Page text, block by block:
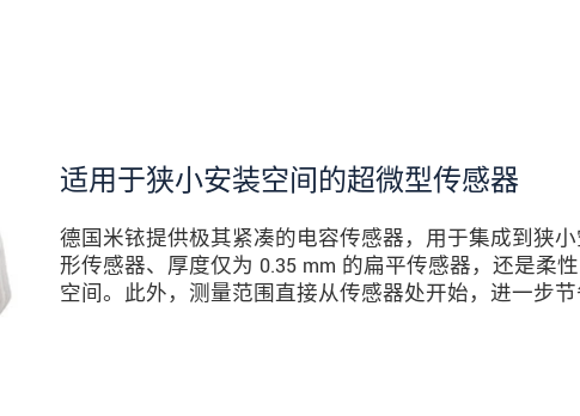
适用于狭小安装空间的超微型传感器
德国米铱提供极其紧凑的电容传感器，用于集成到狭
形传感器、厚度仅为 0.35 mm 的扁平传感器，还是柔
空间。此外，测量范围直接从传感器处开始，进一步节